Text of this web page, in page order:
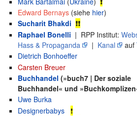
Edward Bernays (siehe hier)
Sucharit Bhakdi ❗❗
Raphael Bonelli | RPP Institut:
Hass & Propaganda
| Kanal auf
Dietrich Bonhoeffer
Carsten Breuer
Buchhandel (»buch7 | Der soziale
Buchhandel« und
Uwe Burka
Designerbabys
❗